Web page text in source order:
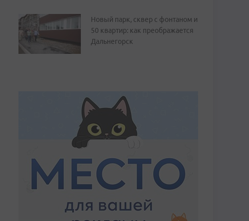
Новый парк, сквер с фонтаном и
50 квартир: как преображается
Дальнегорск